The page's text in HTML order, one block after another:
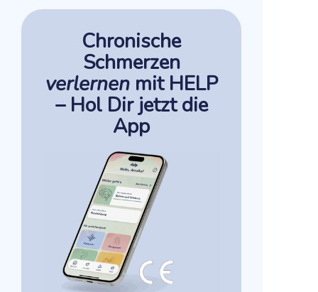
Chronische
Schmerzen
verlernen mit HELP
– Hol Dir jetzt die
App